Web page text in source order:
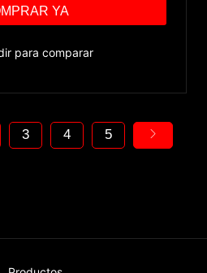
YA
para comparar
3 4 5